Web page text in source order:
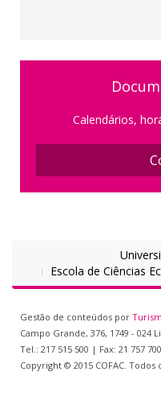
Calendários,
Escola de Ciências
Gestão de conteúdos por
Campo Grande, 376, 1749 - 024
Tel.: 217 515 500 | Fax: 21 757
Copyright © 2015 COFAC.